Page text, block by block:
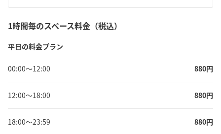
1時間毎のスペース料金（税込）
平日の料金プラン
00:00〜12:00 880円
12:00〜18:00 880円
18:00〜23:59 880円